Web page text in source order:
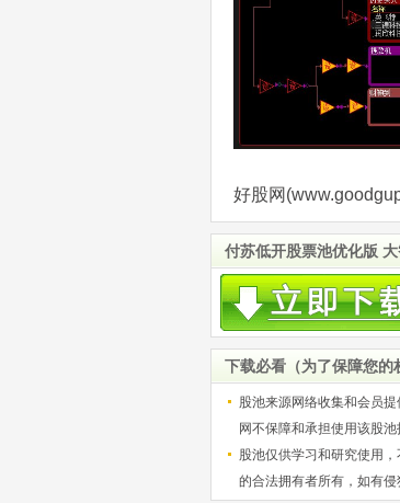
好股网
付苏低开股票池优化版
下载必看（为了保障您的
股池来源网络收集和会员
网不保障和承担使用该股池
股池仅供学习和研究使用
的合法拥有者所有，如有